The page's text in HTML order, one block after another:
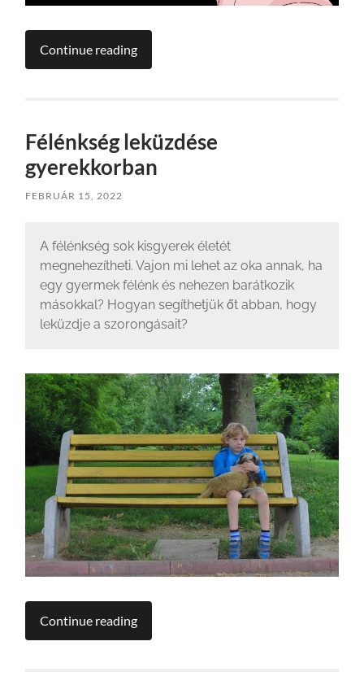
Continue reading
Félénkség leküzdése
gyerekkorban
FEBRUÁR 15, 2022
A félénkség sok kisgyerek életét
megnehezítheti. Vajon mi lehet az oka annak, ha
egy gyermek félénk és nehezen barátkozik
másokkal? Hogyan segíthetjük őt abban, hogy
leküzdje a szorongásait?
Continue reading